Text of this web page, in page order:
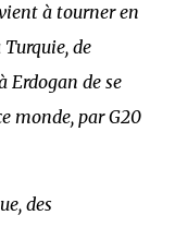
à tourner en
de
Erdogan de se
monde, par G20
des